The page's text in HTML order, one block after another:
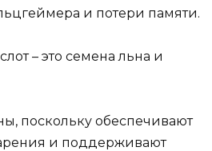
и потери памяти.
– это семена льна и
поскольку обеспечивают
и поддерживают